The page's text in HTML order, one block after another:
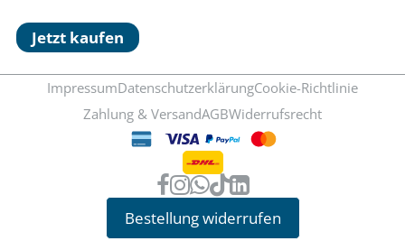
Jetzt kaufen
ImpressumDatenschutzerklärungCookie-Richtlinie
Zahlung & VersandAGBWiderrufsrecht
Bestellung widerrufen